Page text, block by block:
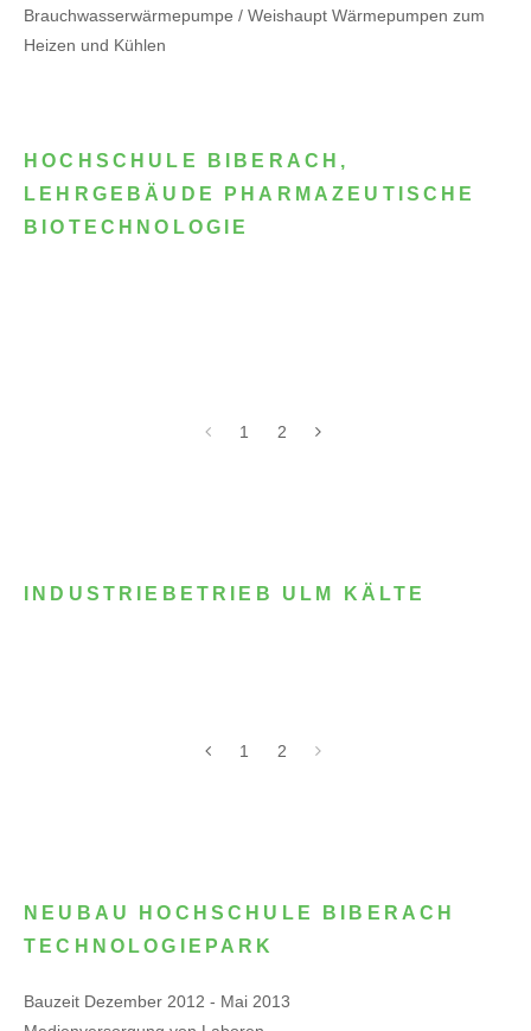
Brauchwasserwärmepumpe / Weishaupt Wärmepumpen zum
Heizen und Kühlen
HOCHSCHULE BIBERACH,
LEHRGEBÄUDE PHARMAZEUTISCHE
BIOTECHNOLOGIE
1 2
INDUSTRIEBETRIEB ULM KÄLTE
1 2
NEUBAU HOCHSCHULE BIBERACH
TECHNOLOGIEPARK
Bauzeit Dezember 2012 - Mai 2013